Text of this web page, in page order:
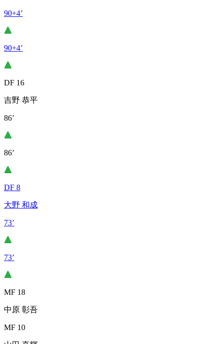
90+4’
90+4’
DF 16
吉野 恭平
86’
86’
DF 8
大野 和成
73’
73’
MF 18
中原 彰吾
MF 10